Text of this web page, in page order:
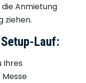
die Anmietung
ziehen.
Lauf:
Ihres